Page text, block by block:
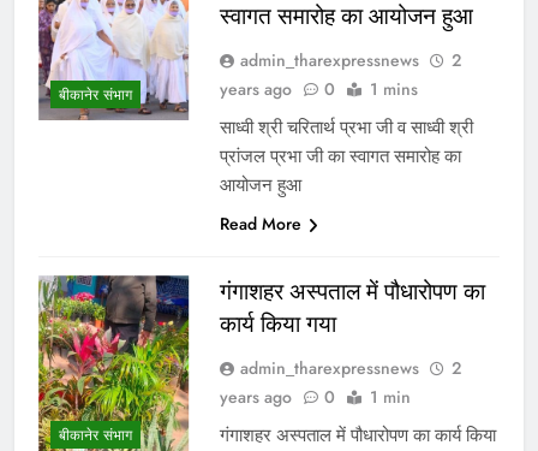
बीकानेर संभाग
स्वागत समारोह का आयोजन हुआ
admin_tharexpressnews
2
years ago
0 1 mins
साध्वी श्री चरितार्थ प्रभा जी व साध्वी श्री
प्रांजल प्रभा जी का स्वागत समारोह का
आयोजन हुआ
Read More
बीकानेर संभाग
गंगाशहर अस्पताल में पौधारोपण का
कार्य किया गया
admin_tharexpressnews
2
years ago
0 1 min
गंगाशहर अस्पताल में पौधारोपण का कार्य किया